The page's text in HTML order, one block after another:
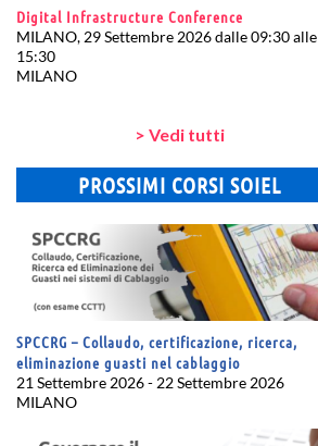
Digital Infrastructure Conference
MILANO, 29 Settembre 2026 dalle 09:30 alle
15:30
MILANO
> Vedi tutti
PROSSIMI CORSI SOIEL
SPCCRG – Collaudo, certificazione, ricerca,
eliminazione guasti nel cablaggio
21 Settembre 2026 - 22 Settembre 2026
MILANO